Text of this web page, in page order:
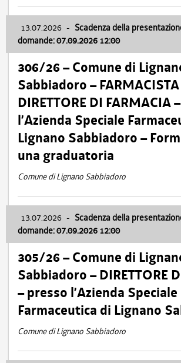
13.07.2026 - Scadenza della
domande: 07.09.2026 12:00
306/26 – Comune di
Sabbiadoro – FARMACISTA
DIRETTORE DI FARMACIA
l’Azienda Speciale
Lignano Sabbiadoro –
una graduatoria
Comune di Lignano Sabbiadoro
13.07.2026 - Scadenza della
domande: 07.09.2026 12:00
305/26 – Comune di
Sabbiadoro – DIRETTORE
– presso l’Azienda Speciale
Farmaceutica di Lignano
Comune di Lignano Sabbiadoro